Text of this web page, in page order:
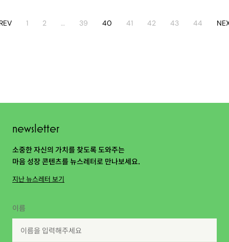
1 2 … 39 40 41 42 43 44
newsletter
소중한 자신의 가치를 찾도록 도와주는
마음 성장 콘텐츠를 뉴스레터로 만나보세요.
지난 뉴스레터 보기
이름